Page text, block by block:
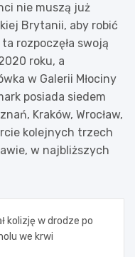
nie muszą już
Brytanii, aby robić
rozpoczęła swoją
roku, a
w Galerii Młociny
posiada siedem
Kraków, Wrocław,
kolejnych trzech
w najbliższych
kolizję w drodze po
we krwi